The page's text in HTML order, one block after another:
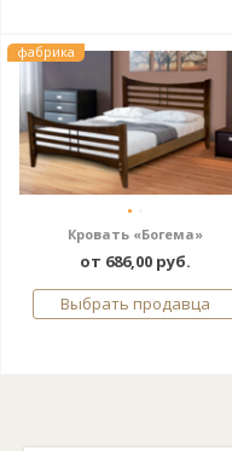
фабрика
Кровать «Богема»
от 686,00 руб.
Выбрать продавца